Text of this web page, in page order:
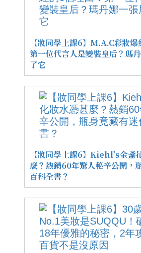
【妝同學上課6】M.A.C彩妝爆
第一位代言人是變裝皇后？瑪
了它
【妝同學上課6】Kiehl's金盞
麼？熱銷60年驚人秘辛公開，
百科全書？